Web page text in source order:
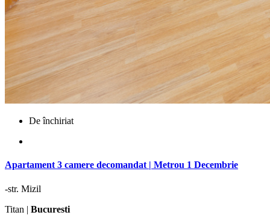
De închiriat
Apartament 3 camere decomandat | Metrou 1 Decembrie
-str. Mizil
Titan | Bucuresti